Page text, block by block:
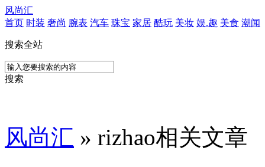
风尚汇
首页 时装 奢尚 腕表 汽车 珠宝 家居 酷玩 美妆 娱.趣 美食 潮闻
搜索全站
搜索
风尚汇 » rizhao相关文章